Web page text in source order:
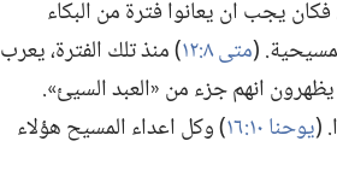
يجب ان يعانوا فترة من البكاء
(‏متى ٨:‏١٢
‏)‏ منذ تلك الفترة،‏ يعرب
انهم جزء من «العبد السيئ».‏
(‏يوحنا ١٠:‏١٦
‏)‏ وكل اعداء المسيح هؤلاء